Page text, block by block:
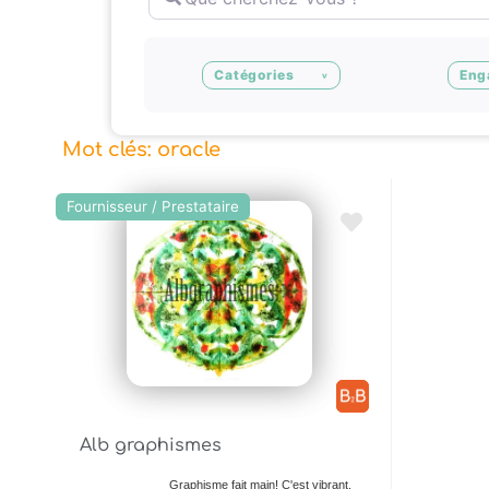
Catégories
Mot clés: oracle
Fournisseur / Prestataire
Alb graphismes
Graphisme fait main! C'est vibrant.